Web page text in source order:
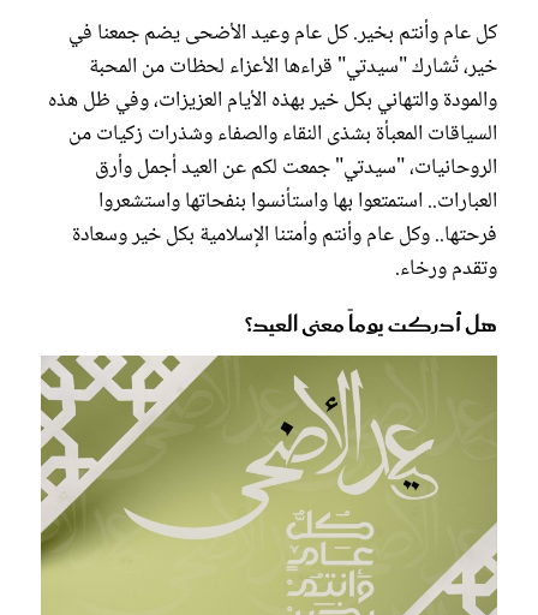
كل عام وأنتم بخير. كل عام وعيد الأضحى يضم جمعنا في
خير، تُشارك "سيدتي" قراءها الأعزاء لحظات من المحبة
والمودة والتهاني بكل خير بهذه الأيام العزيزات، وفي ظل هذه
السياقات المعبأة بشذى النقاء والصفاء وشذرات زكيات من
الروحانيات، "سيدتي" جمعت لكم عن العيد أجمل وأرق
العبارات.. استمتعوا بها واستأنسوا بنفحاتها واستشعروا
فرحتها.. وكل عام وأنتم وأمتنا الإسلامية بكل خير وسعادة
وتقدم ورخاء.
هل أدركت يوماً معنى العيد؟